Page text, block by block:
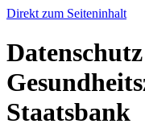
Direkt zum Seiteninhalt
Staatsbank